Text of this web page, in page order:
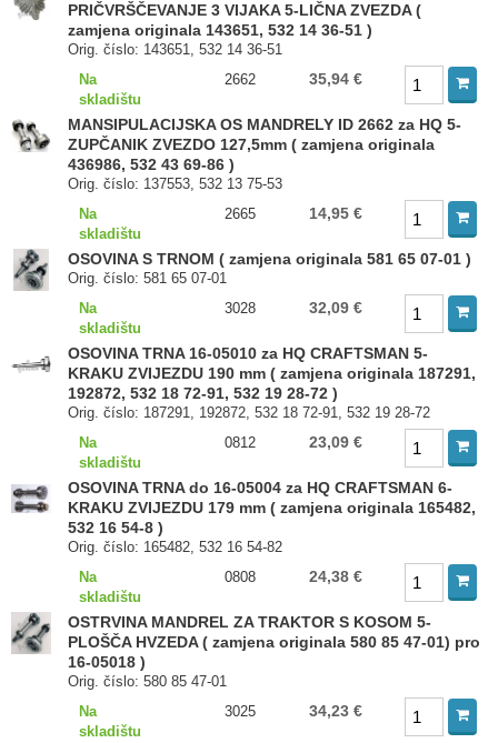
PRIČVRŠČEVANJE 3 VIJAKA 5-LIČNA ZVEZDA (
zamjena originala 143651, 532 14 36-51 )
Orig. číslo: 143651, 532 14 36-51
Na
skladištu
2662 35,94 €
MANSIPULACIJSKA OS MANDRELY ID 2662 za HQ 5-
ZUPČANIK ZVEZDO 127,5mm ( zamjena originala
436986, 532 43 69-86 )
Orig. číslo: 137553, 532 13 75-53
Na
skladištu
2665 14,95 €
OSOVINA S TRNOM ( zamjena originala 581 65 07-01 )
Orig. číslo: 581 65 07-01
Na
skladištu
3028 32,09 €
OSOVINA TRNA 16-05010 za HQ CRAFTSMAN 5-
KRAKU ZVIJEZDU 190 mm ( zamjena originala 187291,
192872, 532 18 72-91, 532 19 28-72 )
Orig. číslo: 187291, 192872, 532 18 72-91, 532 19 28-72
Na
skladištu
0812 23,09 €
OSOVINA TRNA do 16-05004 za HQ CRAFTSMAN 6-
KRAKU ZVIJEZDU 179 mm ( zamjena originala 165482,
532 16 54-8 )
Orig. číslo: 165482, 532 16 54-82
Na
skladištu
0808 24,38 €
OSTRVINA MANDREL ZA TRAKTOR S KOSOM 5-
PLOŠČA HVZEDA ( zamjena originala 580 85 47-01) pro
16-05018 )
Orig. číslo: 580 85 47-01
Na
skladištu
3025 34,23 €